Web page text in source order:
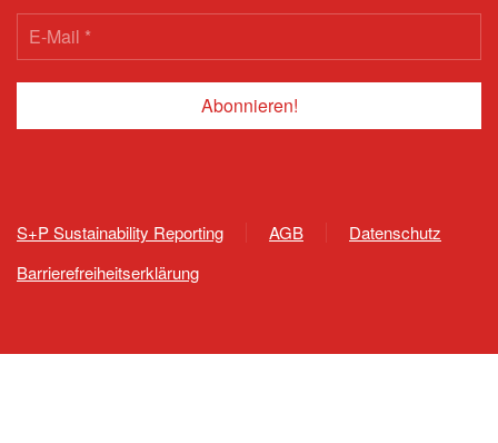
S+P Sustainability Reporting AGB
Datenschutz
Barrierefreiheitserklärung